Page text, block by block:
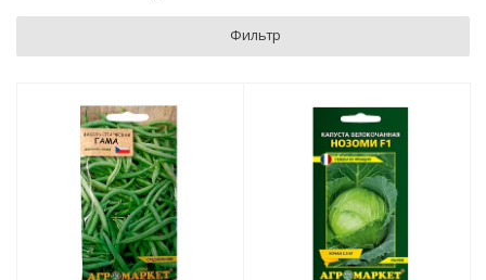
Фильтр